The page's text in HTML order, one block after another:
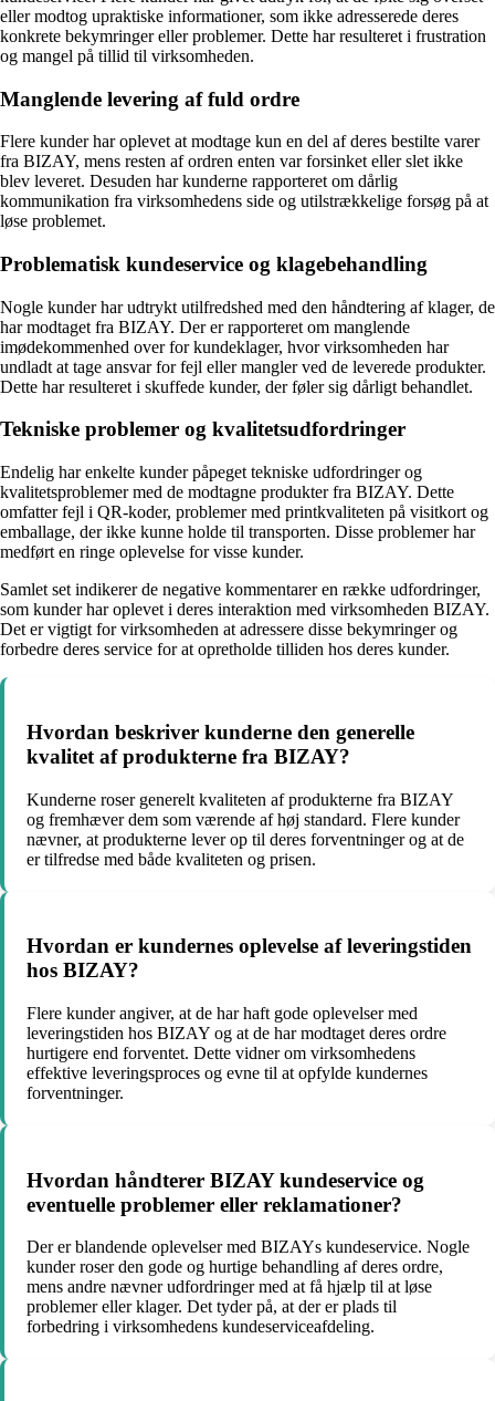
eller modtog upraktiske informationer, som ikke adresserede deres
konkrete bekymringer eller problemer. Dette har resulteret i frustration
og mangel på tillid til virksomheden.
Manglende levering af fuld ordre
Flere kunder har oplevet at modtage kun en del af deres bestilte varer
fra BIZAY, mens resten af ordren enten var forsinket eller slet ikke
blev leveret. Desuden har kunderne rapporteret om dårlig
kommunikation fra virksomhedens side og utilstrækkelige forsøg på at
løse problemet.
Problematisk kundeservice og klagebehandling
Nogle kunder har udtrykt utilfredshed med den håndtering af klager, de
har modtaget fra BIZAY. Der er rapporteret om manglende
imødekommenhed over for kundeklager, hvor virksomheden har
undladt at tage ansvar for fejl eller mangler ved de leverede produkter.
Dette har resulteret i skuffede kunder, der føler sig dårligt behandlet.
Tekniske problemer og kvalitetsudfordringer
Endelig har enkelte kunder påpeget tekniske udfordringer og
kvalitetsproblemer med de modtagne produkter fra BIZAY. Dette
omfatter fejl i QR-koder, problemer med printkvaliteten på visitkort og
emballage, der ikke kunne holde til transporten. Disse problemer har
medført en ringe oplevelse for visse kunder.
Samlet set indikerer de negative kommentarer en række udfordringer,
som kunder har oplevet i deres interaktion med virksomheden BIZAY.
Det er vigtigt for virksomheden at adressere disse bekymringer og
forbedre deres service for at opretholde tilliden hos deres kunder.
Hvordan beskriver kunderne den generelle
kvalitet af produkterne fra BIZAY?
Kunderne roser generelt kvaliteten af produkterne fra BIZAY
og fremhæver dem som værende af høj standard. Flere kunder
nævner, at produkterne lever op til deres forventninger og at de
er tilfredse med både kvaliteten og prisen.
Hvordan er kundernes oplevelse af leveringstiden
hos BIZAY?
Flere kunder angiver, at de har haft gode oplevelser med
leveringstiden hos BIZAY og at de har modtaget deres ordre
hurtigere end forventet. Dette vidner om virksomhedens
effektive leveringsproces og evne til at opfylde kundernes
forventninger.
Hvordan håndterer BIZAY kundeservice og
eventuelle problemer eller reklamationer?
Der er blandende oplevelser med BIZAYs kundeservice. Nogle
kunder roser den gode og hurtige behandling af deres ordre,
mens andre nævner udfordringer med at få hjælp til at løse
problemer eller klager. Det tyder på, at der er plads til
forbedring i virksomhedens kundeserviceafdeling.